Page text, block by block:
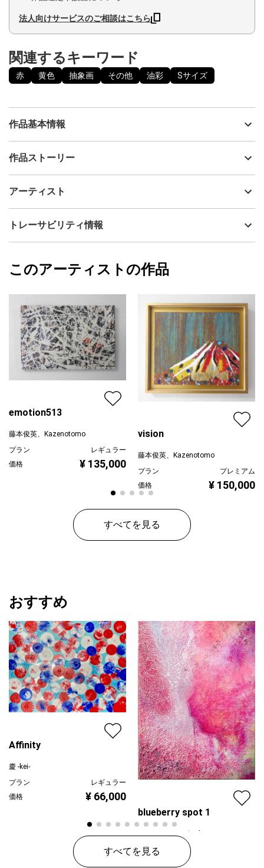
法人向けサービスのご相談はこちら
関連するキーワード
赤 黄色 抽象画 その他 油彩 Sサイズ
作品基本情報
出品者
制作年
油彩
カラー
赤
ジャンル
抽象画
配送目安
二週間以内
作品ストーリー
reminiscence
アーティスト
藤本俊英、Kazenotomo
フォローする
トレーサビリティ情報
藤本俊英、Kazenotomo
このアーティストの作品
emotion513
藤本俊英、Kazenotomo
プラン
レギュラー
価格
¥ 135,000
vision
藤本俊英、Kazenotomo
プラン
プレミアム
価格
¥ 150,000
すべてを見る
おすすめ
Affinity
慶 -kei-
プラン
レギュラー
価格
¥ 66,000
blueberry spot 1
はなのかふぇ＊橋爪かおり
プラン
すべてを見る